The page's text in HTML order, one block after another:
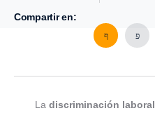
Compartir en:
La discriminación laboral